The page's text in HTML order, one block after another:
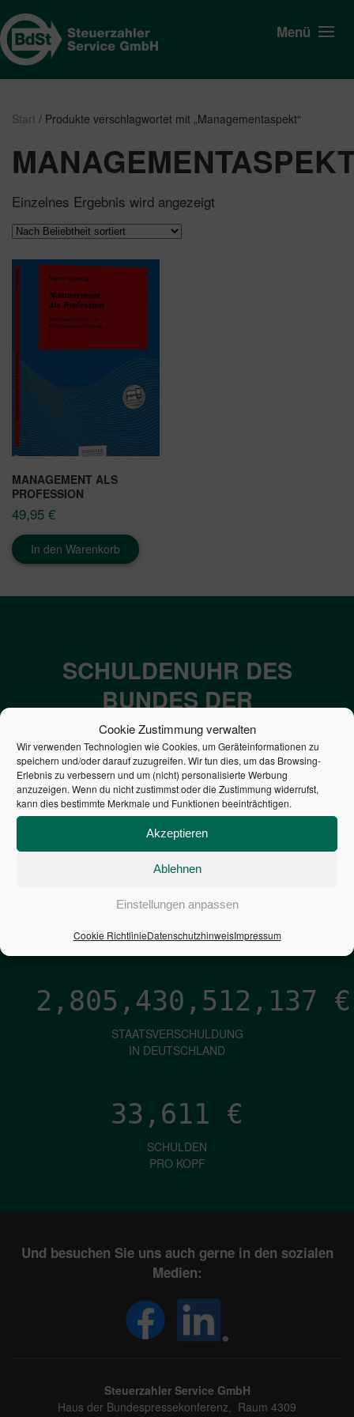
Cookie Zustimmung verwalten
Wir verwenden Technologien wie Cookies, um Geräteinformationen zu
speichern und/oder darauf zuzugreifen. Wir tun dies, um das Browsing-
Erlebnis zu verbessern und um (nicht) personalisierte Werbung
anzuzeigen. Wenn du nicht zustimmst oder die Zustimmung widerrufst,
kann dies bestimmte Merkmale und Funktionen beeinträchtigen.
Akzeptieren
Ablehnen
Einstellungen anpassen
Cookie RichtlinieDatenschutzhinweisImpressum
Menü
Start / Produkte verschlagwortet mit „Managementaspekt“
Einzelnes Ergebnis wird angezeigt
MANAGEMENT ALS
PROFESSION
49,95 €
In den Warenkorb
SCHULDENUHR DES
BUNDES DER
STEUERZAHLER
7,052€
NEUVERSCHULDUNG
PRO SEKUNDE
2,805,430,513,385 €
STAATSVERSCHULDUNG
IN DEUTSCHLAND
33,611 €
SCHULDEN
PRO KOPF
Und besuchen Sie uns auch gerne in den sozialen
Medien:
Steuerzahler Service GmbH
Haus der Bundespressekonferenz, Raum 4309